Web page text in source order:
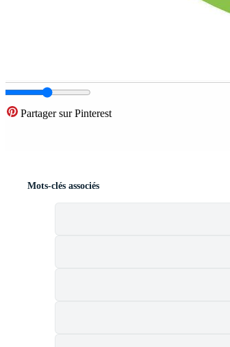
Partager sur Pinterest
Mots-clés associés